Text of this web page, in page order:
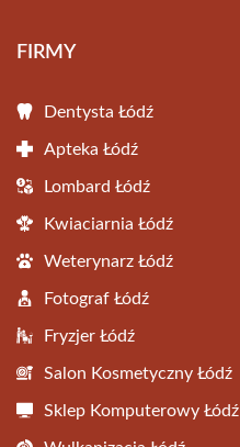
FIRMY
Dentysta Łódź
Apteka Łódź
Lombard Łódź
Kwiaciarnia Łódź
Weterynarz Łódź
Fotograf Łódź
Fryzjer Łódź
Salon Kosmetyczny Łódź
Sklep Komputerowy Łódź